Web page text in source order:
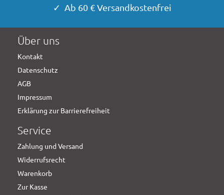
✓ Ab 60 € Versandkostenfrei
Über uns
Kontakt
Datenschutz
AGB
Impressum
Erklärung zur Barrierefreiheit
Service
Zahlung und Versand
Widerrufsrecht
Warenkorb
Zur Kasse